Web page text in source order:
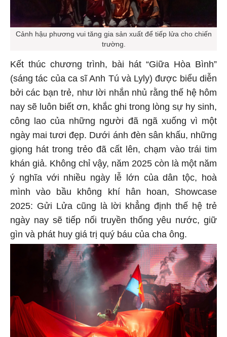
Cảnh hậu phương vui tăng gia sản xuất để tiếp lửa cho chiến
trường.
Kết thúc chương trình, bài hát “Giữa Hòa Bình”
(sáng tác của ca sĩ Anh Tú và Lyly) được biểu diễn
bởi các bạn trẻ, như lời nhắn nhủ rằng thế hệ hôm
nay sẽ luôn biết ơn, khắc ghi trong lòng sự hy sinh,
công lao của những người đã ngã xuống vì một
ngày mai tươi đẹp. Dưới ánh đèn sân khấu, những
giọng hát trong trẻo đã cất lên, chạm vào trái tim
khán giả. Không chỉ vậy, năm 2025 còn là một năm
ý nghĩa với nhiều ngày lễ lớn của dân tộc, hoà
mình vào bầu không khí hân hoan, Showcase
2025: Gửi Lửa cũng là lời khẳng định thế hệ trẻ
ngày nay sẽ tiếp nối truyền thống yêu nước, giữ
gìn và phát huy giá trị quý báu của cha ông.